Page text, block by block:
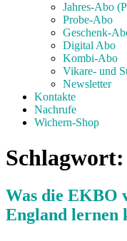
Jahres-Abo
Probe-Abo
Geschenk-
Digital Abo
Kombi-Abo
Vikare- und
Newsletter
Kontakte
Nachrufe
Wichern-Shop
Schlagwort:
Was die EKBO
England lernen